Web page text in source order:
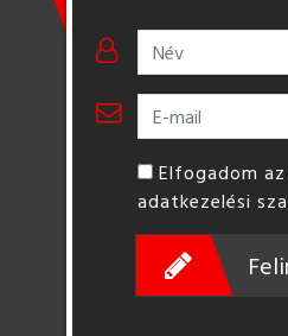
Elfogadom
adatkezelési